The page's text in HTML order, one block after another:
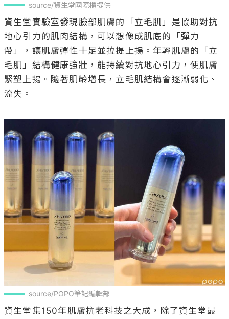
source/資生堂國際櫃提供
資生堂實驗室發現臉部肌膚的「立毛肌」是協助對抗
地心引力的肌肉結構，可以想像成肌底的「彈力
帶」，讓肌膚彈性十足並拉提上揚。年輕肌膚的「立
毛肌」結構健康強壯，能持續對抗地心引力，使肌膚
緊塑上揚。隨著肌齡增長，立毛肌結構會逐漸弱化、
流失。
source/POPO筆記編輯部
資生堂集150年肌膚抗老科技之大成，除了資生堂最